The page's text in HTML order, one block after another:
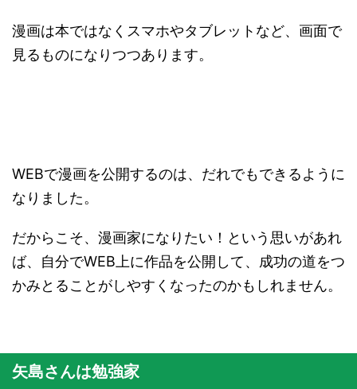
漫画は本ではなくスマホやタブレットなど、画面で
見るものになりつつあります。
WEBで漫画を公開するのは、だれでもできるように
なりました。
だからこそ、漫画家になりたい！という思いがあれ
ば、自分でWEB上に作品を公開して、成功の道をつ
かみとることがしやすくなったのかもしれません。
矢島さんは勉強家